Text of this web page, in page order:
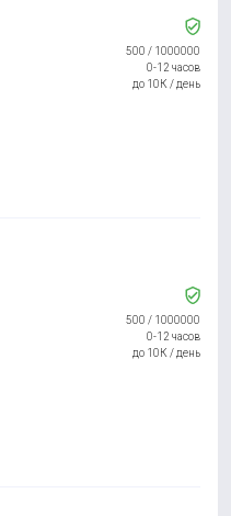
500 / 1000000
0-12 часов
до 10К / день
500 / 1000000
0-12 часов
до 10К / день